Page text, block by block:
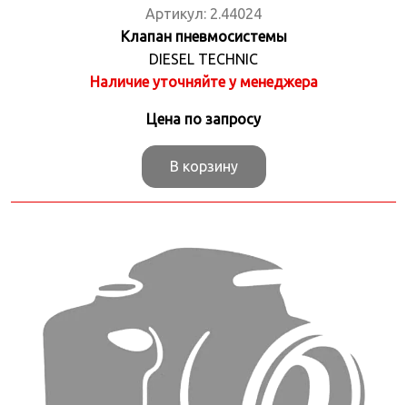
Артикул: 2.44024
Клапан пневмосистемы
DIESEL TECHNIC
Наличие уточняйте у менеджера
Цена по запросу
В корзину